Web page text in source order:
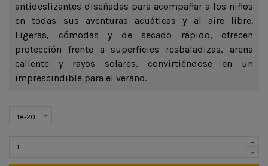
antideslizantes diseñadas para acompañar a los niños
en todas sus aventuras acuáticas y al aire libre.
Ligeras, cómodas y de secado rápido, ofrecen
protección frente a superficies resbaladizas, arena
caliente y rayos solares, convirtiéndose en un
imprescindible para el verano.